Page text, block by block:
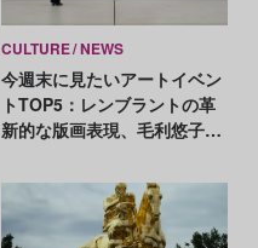
CULTURE NEWS
今週末に見たいアートイベン
トTOP5：レンブラントの革
新的な版画表現、毛利悠子が
表作を再構成